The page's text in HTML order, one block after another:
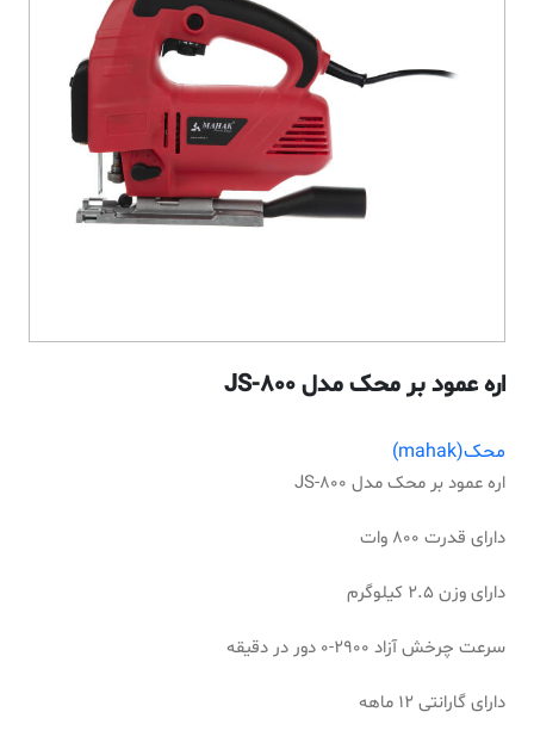
اره عمود بر محک مدل JS-800
محک(mahak)
اره عمود بر محک مدل JS-800
دارای قدرت 800 وات
دارای وزن 2.5 کیلوگرم
سرعت چرخش آزاد 2900-0 دور در دقیقه
دارای گارانتی 12 ماهه